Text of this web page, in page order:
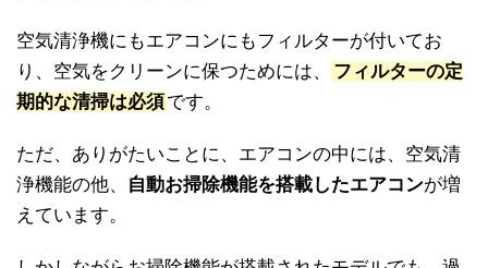
空気清浄機にもエアコンにもフィルターが付いてお
り、空気をクリーンに保つためには、
フィルターの定
期的な清掃は必須です。
ただ、ありがたいことに、エアコンの中には、空気清
浄機能の他、
自動お掃除機能を搭載したエアコンが増
えています。